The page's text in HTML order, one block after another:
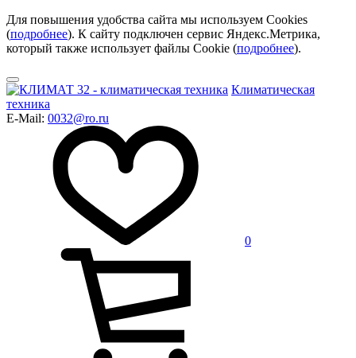
Для повышения удобства сайта мы используем Cookies
(подробнее). К сайту подключен сервис Яндекс.Метрика,
который также использует файлы Cookie (подробнее).
Климатическая
техника
E-Mail: 0032@ro.ru
0